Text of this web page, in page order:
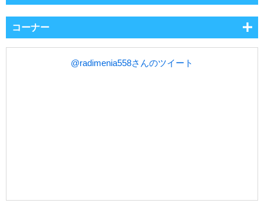
コーナー
@radimenia558さんのツイート